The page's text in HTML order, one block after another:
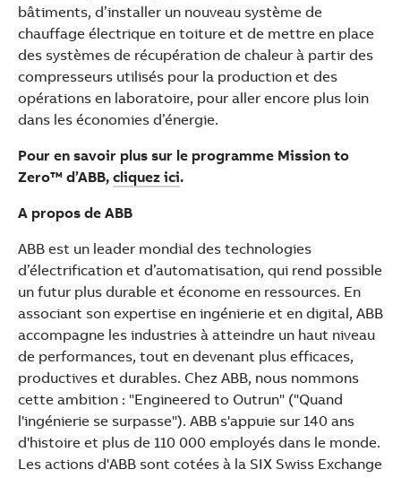
bâtiments, d’installer un nouveau système de
chauffage électrique en toiture et de mettre en place
des systèmes de récupération de chaleur à partir des
compresseurs utilisés pour la production et des
opérations en laboratoire, pour aller encore plus loin
dans les économies d’énergie.
Pour en savoir plus sur le programme Mission to
Zero™ d’ABB, cliquez ici.
A propos de ABB
ABB est un leader mondial des technologies
d’électrification et d’automatisation, qui rend possible
un futur plus durable et économe en ressources. En
associant son expertise en ingénierie et en digital, ABB
accompagne les industries à atteindre un haut niveau
de performances, tout en devenant plus efficaces,
productives et durables. Chez ABB, nous nommons
cette ambition : "Engineered to Outrun" ("Quand
l'ingénierie se surpasse"). ABB s'appuie sur 140 ans
d'histoire et plus de 110 000 employés dans le monde.
Les actions d'ABB sont cotées à la SIX Swiss Exchange